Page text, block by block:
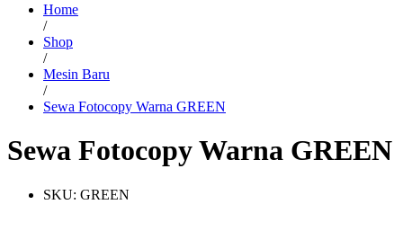
Home
/
Shop
/
Mesin Baru
/
Sewa Fotocopy Warna GREEN
Sewa Fotocopy Warna GREEN
SKU: GREEN